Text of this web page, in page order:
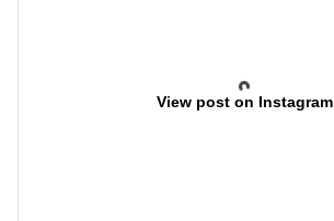
View post on Instagram